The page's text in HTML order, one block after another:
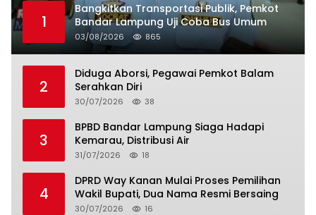
1
Bangkitkan Transportasi Publik, Pemkot
Bandar Lampung Uji Coba Bus Umum
03/08/2026 865
2
Diduga Aborsi, Pegawai Pemkot Balam
Serahkan Diri
30/07/2026 38
3
BPBD Bandar Lampung Siaga Hadapi
Kemarau, Distribusi Air
31/07/2026 18
4
DPRD Way Kanan Mulai Proses Pemilihan
Wakil Bupati, Dua Nama Resmi Bersaing
30/07/2026 16